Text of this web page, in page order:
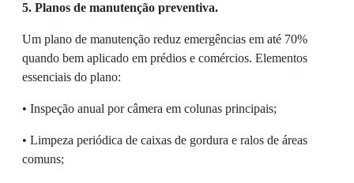
5. Planos de manutenção preventiva.
Um plano de manutenção reduz emergências em até 70%
quando bem aplicado em prédios e comércios. Elementos
essenciais do plano:
• Inspeção anual por câmera em colunas principais;
• Limpeza periódica de caixas de gordura e ralos de áreas
comuns;